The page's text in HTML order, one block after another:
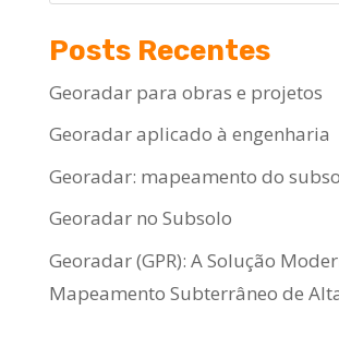
Posts Recentes
Georadar para obras e projetos
Georadar aplicado à engenharia
Georadar: mapeamento do
Georadar no Subsolo
Georadar (GPR): A Solução
Mapeamento Subterrâneo de